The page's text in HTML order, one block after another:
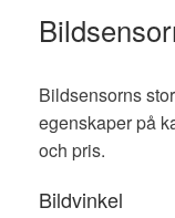
Bildsensorns
egenskaper på
och pris.
Bildvinkel